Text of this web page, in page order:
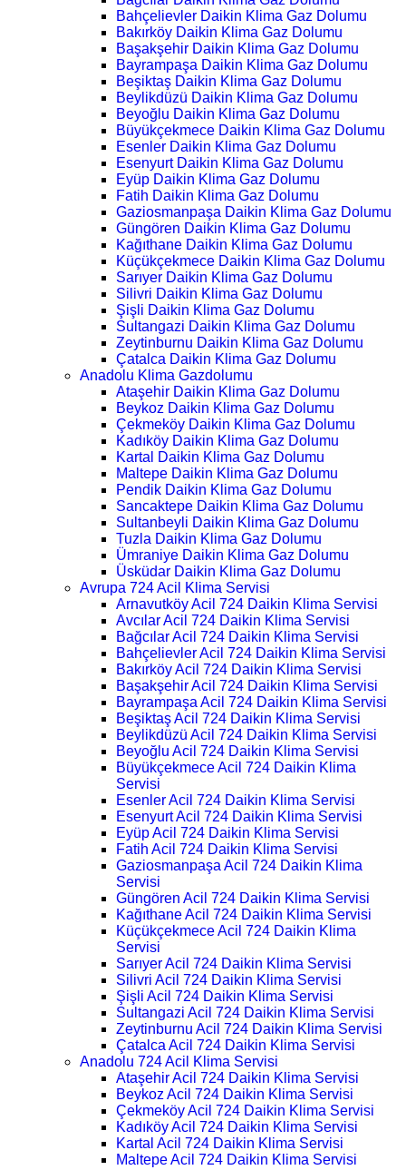
Bahçelievler Daikin Klima Gaz Dolumu
Bakırköy Daikin Klima Gaz Dolumu
Başakşehir Daikin Klima Gaz Dolumu
Bayrampaşa Daikin Klima Gaz Dolumu
Beşiktaş Daikin Klima Gaz Dolumu
Beylikdüzü Daikin Klima Gaz Dolumu
Beyoğlu Daikin Klima Gaz Dolumu
Büyükçekmece Daikin Klima Gaz Dolumu
Esenler Daikin Klima Gaz Dolumu
Esenyurt Daikin Klima Gaz Dolumu
Eyüp Daikin Klima Gaz Dolumu
Fatih Daikin Klima Gaz Dolumu
Gaziosmanpaşa Daikin Klima Gaz Dolumu
Güngören Daikin Klima Gaz Dolumu
Kağıthane Daikin Klima Gaz Dolumu
Küçükçekmece Daikin Klima Gaz Dolumu
Sarıyer Daikin Klima Gaz Dolumu
Silivri Daikin Klima Gaz Dolumu
Şişli Daikin Klima Gaz Dolumu
Sultangazi Daikin Klima Gaz Dolumu
Zeytinburnu Daikin Klima Gaz Dolumu
Çatalca Daikin Klima Gaz Dolumu
Anadolu Klima Gazdolumu
Ataşehir Daikin Klima Gaz Dolumu
Beykoz Daikin Klima Gaz Dolumu
Çekmeköy Daikin Klima Gaz Dolumu
Kadıköy Daikin Klima Gaz Dolumu
Kartal Daikin Klima Gaz Dolumu
Maltepe Daikin Klima Gaz Dolumu
Pendik Daikin Klima Gaz Dolumu
Sancaktepe Daikin Klima Gaz Dolumu
Sultanbeyli Daikin Klima Gaz Dolumu
Tuzla Daikin Klima Gaz Dolumu
Ümraniye Daikin Klima Gaz Dolumu
Üsküdar Daikin Klima Gaz Dolumu
Avrupa 724 Acil Klima Servisi
Arnavutköy Acil 724 Daikin Klima Servisi
Avcılar Acil 724 Daikin Klima Servisi
Bağcılar Acil 724 Daikin Klima Servisi
Bahçelievler Acil 724 Daikin Klima Servisi
Bakırköy Acil 724 Daikin Klima Servisi
Başakşehir Acil 724 Daikin Klima Servisi
Bayrampaşa Acil 724 Daikin Klima Servisi
Beşiktaş Acil 724 Daikin Klima Servisi
Beylikdüzü Acil 724 Daikin Klima Servisi
Beyoğlu Acil 724 Daikin Klima Servisi
Büyükçekmece Acil 724 Daikin Klima
Servisi
Esenler Acil 724 Daikin Klima Servisi
Esenyurt Acil 724 Daikin Klima Servisi
Eyüp Acil 724 Daikin Klima Servisi
Fatih Acil 724 Daikin Klima Servisi
Gaziosmanpaşa Acil 724 Daikin Klima
Servisi
Güngören Acil 724 Daikin Klima Servisi
Kağıthane Acil 724 Daikin Klima Servisi
Küçükçekmece Acil 724 Daikin Klima
Servisi
Sarıyer Acil 724 Daikin Klima Servisi
Silivri Acil 724 Daikin Klima Servisi
Şişli Acil 724 Daikin Klima Servisi
Sultangazi Acil 724 Daikin Klima Servisi
Zeytinburnu Acil 724 Daikin Klima Servisi
Çatalca Acil 724 Daikin Klima Servisi
Anadolu 724 Acil Klima Servisi
Ataşehir Acil 724 Daikin Klima Servisi
Beykoz Acil 724 Daikin Klima Servisi
Çekmeköy Acil 724 Daikin Klima Servisi
Kadıköy Acil 724 Daikin Klima Servisi
Kartal Acil 724 Daikin Klima Servisi
Maltepe Acil 724 Daikin Klima Servisi